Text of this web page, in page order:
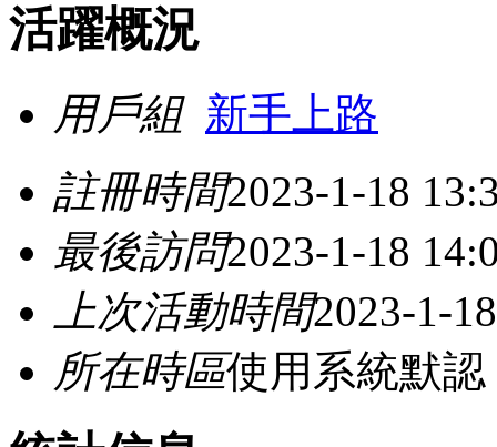
活躍概況
用戶組 新手上路
註冊時間2023-1-18
最後訪問2023-1-18
上次活動時間2023-1-
所在時區使用系統默認